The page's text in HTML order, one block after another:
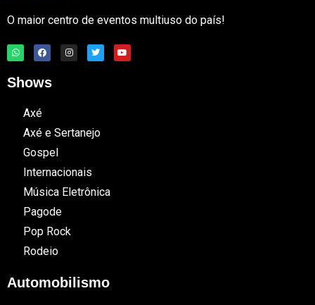
O maior centro de eventos multiuso do país!
Shows
Axé
Axé e Sertanejo
Gospel
Internacionais
Música Eletrônica
Pagode
Pop Rock
Rodeio
Automobilismo